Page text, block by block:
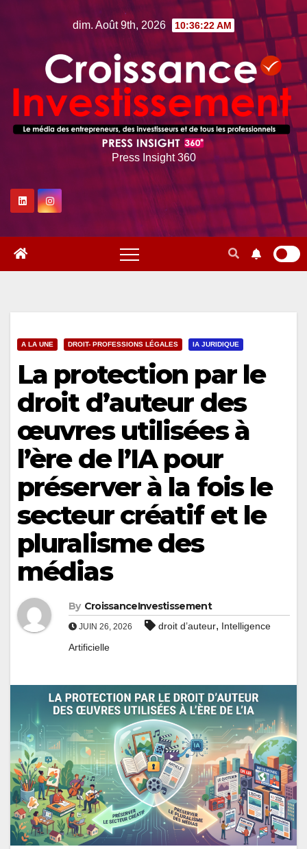
dim. Août 9th, 2026 10:36:23 AM
Press Insight 360
A LA UNE DROIT- PROFESSIONS LÉGALES IA JURIDIQUE
La protection par le
droit d’auteur des
œuvres utilisées à
l’ère de l’IA pour
préserver à la fois le
secteur créatif et le
pluralisme des
médias
By CroissanceInvestissement
JUIN 26, 2026 droit d’auteur, Intelligence
Artificielle